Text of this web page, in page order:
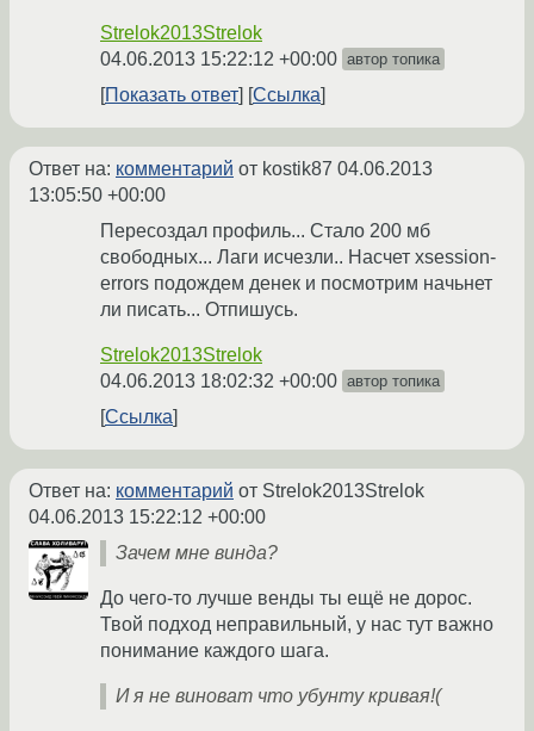
Strelok2013Strelok
04.06.2013 15:22:12 +00:00 автор топика
Показать ответ Ссылка
Ответ на: комментарий от kostik87 04.06.2013
13:05:50 +00:00
Пересоздал профиль... Стало 200 мб
свободных... Лаги исчезли.. Насчет xsession-
errors подождем денек и посмотрим начьнет
ли писать... Отпишусь.
Strelok2013Strelok
04.06.2013 18:02:32 +00:00 автор топика
Ссылка
Ответ на: комментарий от Strelok2013Strelok
04.06.2013 15:22:12 +00:00
Зачем мне винда?
До чего-то лучше венды ты ещё не дорос.
Твой подход неправильный, у нас тут важно
понимание каждого шага.
И я не виноват что убунту кривая!(